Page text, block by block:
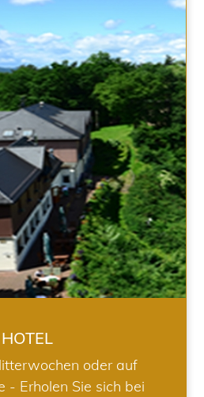
HOTEL
oder auf
- Erholen Sie sich bei